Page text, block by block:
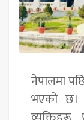
नेपालमा
भएको छ।